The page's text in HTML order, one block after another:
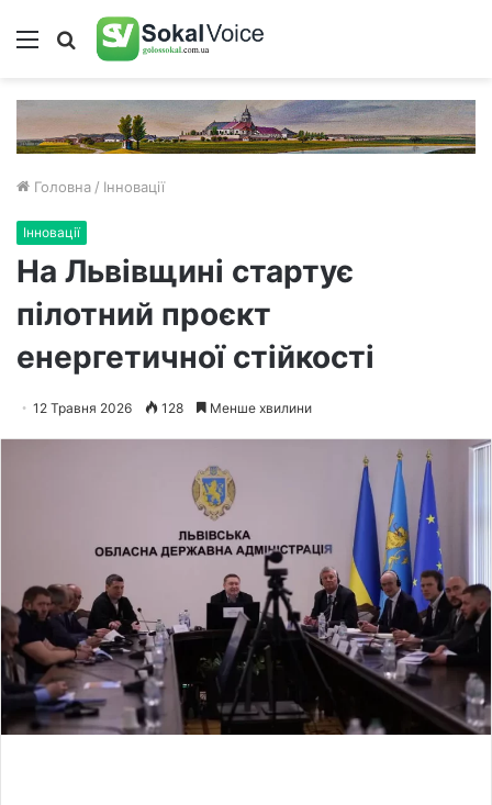
Меню Пошук
Головна / Інновації
Інновації
На Львівщині стартує
пілотний проєкт
енергетичної стійкості
12 Травня 2026 128 Менше хвилини